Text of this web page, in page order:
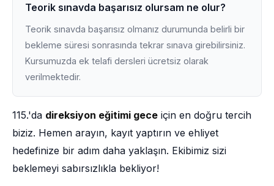
Teorik sınavda başarısız olursam ne olur?
Teorik sınavda başarısız olmanız durumunda belirli bir
bekleme süresi sonrasında tekrar sınava girebilirsiniz.
Kursumuzda ek telafi dersleri ücretsiz olarak
verilmektedir.
115.'da direksiyon eğitimi gece için en doğru tercih
biziz. Hemen arayın, kayıt yaptırın ve ehliyet
hedefinize bir adım daha yaklaşın. Ekibimiz sizi
beklemeyi sabırsızlıkla bekliyor!